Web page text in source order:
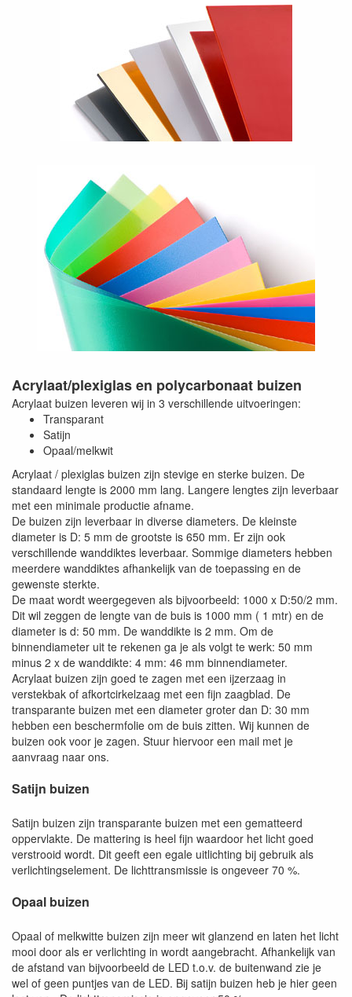
Acrylaat/plexiglas en polycarbonaat buizen
Acrylaat buizen leveren wij in 3 verschillende uitvoeringen:
Transparant
Satijn
Opaal/melkwit
Acrylaat / plexiglas buizen zijn stevige en sterke buizen. De
standaard lengte is 2000 mm lang. Langere lengtes zijn leverbaar
met een minimale productie afname.
De buizen zijn leverbaar in diverse diameters. De kleinste
diameter is D: 5 mm de grootste is 650 mm. Er zijn ook
verschillende wanddiktes leverbaar. Sommige diameters hebben
meerdere wanddiktes afhankelijk van de toepassing en de
gewenste sterkte.
De maat wordt weergegeven als bijvoorbeeld: 1000 x D:50/2 mm.
Dit wil zeggen de lengte van de buis is 1000 mm ( 1 mtr) en de
diameter is d: 50 mm. De wanddikte is 2 mm. Om de
binnendiameter uit te rekenen ga je als volgt te werk: 50 mm
minus 2 x de wanddikte: 4 mm: 46 mm binnendiameter.
Acrylaat buizen zijn goed te zagen met een ijzerzaag in
verstekbak of afkortcirkelzaag met een fijn zaagblad. De
transparante buizen met een diameter groter dan D: 30 mm
hebben een beschermfolie om de buis zitten. Wij kunnen de
buizen ook voor je zagen. Stuur hiervoor een mail met je
aanvraag naar ons.
Satijn buizen
Satijn buizen zijn transparante buizen met een gematteerd
oppervlakte. De mattering is heel fijn waardoor het licht goed
verstrooid wordt. Dit geeft een egale uitlichting bij gebruik als
verlichtingselement. De lichttransmissie is ongeveer 70 %.
Opaal buizen
Opaal of melkwitte buizen zijn meer wit glanzend en laten het licht
mooi door als er verlichting in wordt aangebracht. Afhankelijk van
de afstand van bijvoorbeeld de LED t.o.v. de buitenwand zie je
wel of geen puntjes van de LED. Bij satijn buizen heb je hier geen